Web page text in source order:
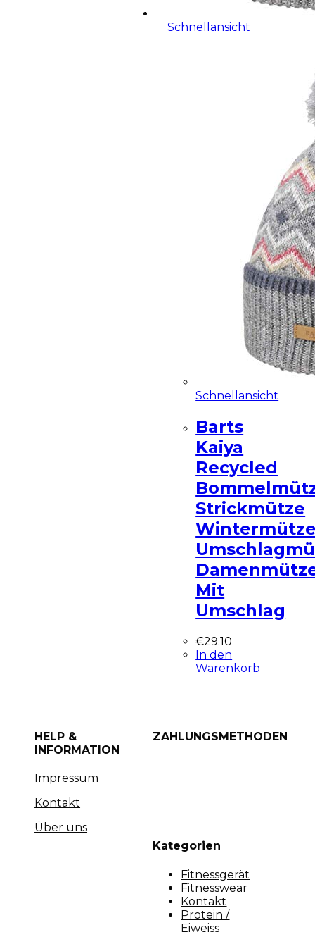
Schnellansicht
Schnellansicht
Barts
Kaiya
Recycled
Strickmütze
Mit
Umschlag
€29.10
In den
Warenkorb
HELP &
INFORMATION
Impressum
Kontakt
Über uns
ZAHLUNGSMETHODEN
Kategorien
Fitnessgerät
Fitnesswear
Kontakt
Protein /
Eiweiss